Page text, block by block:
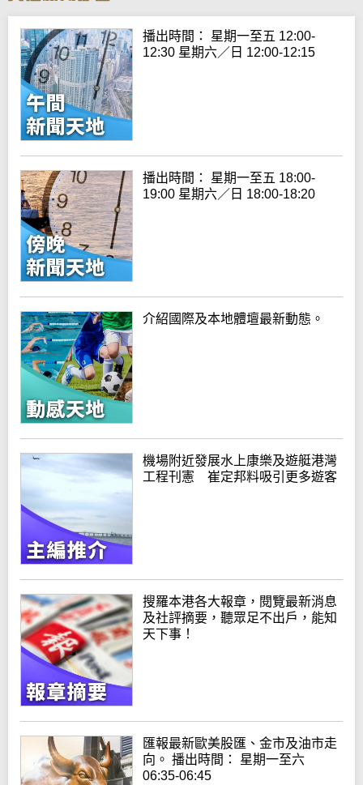
播出時間： 星期一至五 12:00-
12:30 星期六／日 12:00-12:15
播出時間： 星期一至五 18:00-
19:00 星期六／日 18:00-18:20
介紹國際及本地體壇最新動態。
機場附近發展水上康樂及遊艇港灣
工程刊憲 崔定邦料吸引更多遊客
搜羅本港各大報章，閱覽最新消息
及社評摘要，聽眾足不出戶，能知
天下事！
匯報最新歐美股匯、金市及油市走
向。 播出時間： 星期一至六
06:35-06:45